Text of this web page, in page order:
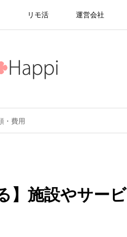
リモ活 運営会社
・費用
】施設やサービ